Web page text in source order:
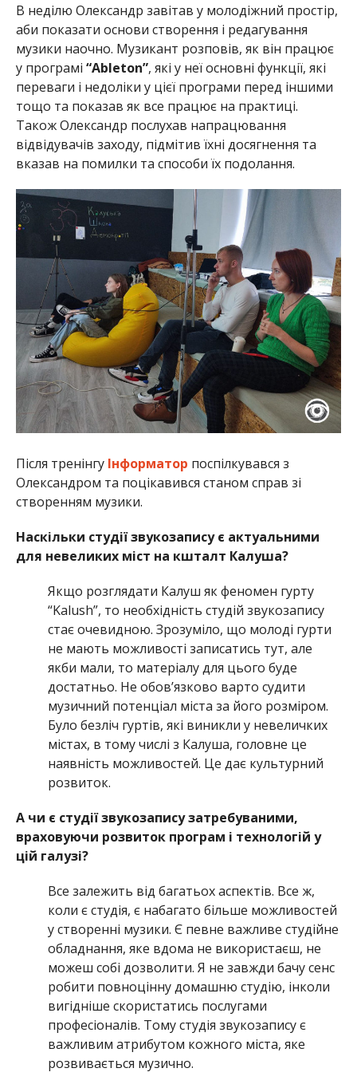
В неділю Олександр завітав у молодіжний простір,
аби показати основи створення і редагування
музики наочно. Музикант розповів, як він працює
у програмі “Ableton”, які у неї основні функції, які
переваги і недоліки у цієї програми перед іншими
тощо та показав як все працює на практиці.
Також Олександр послухав напрацювання
відвідувачів заходу, підмітив їхні досягнення та
вказав на помилки та способи їх подолання.
Після тренінгу Інформатор поспілкувався з
Олександром та поцікавився станом справ зі
створенням музики.
Наскільки студії звукозапису є актуальними
для невеликих міст на кшталт Калуша?
Якщо розглядати Калуш як феномен гурту
“Kalush”, то необхідність студій звукозапису
стає очевидною. Зрозуміло, що молоді гурти
не мають можливості записатись тут, але
якби мали, то матеріалу для цього буде
достатньо. Не обов’язково варто судити
музичний потенціал міста за його розміром.
Було безліч гуртів, які виникли у невеличких
містах, в тому числі з Калуша, головне це
наявність можливостей. Це дає культурний
розвиток.
А чи є студії звукозапису затребуваними,
враховуючи розвиток програм і технологій у
цій галузі?
Все залежить від багатьох аспектів. Все ж,
коли є студія, є набагато більше можливостей
у створенні музики. Є певне важливе студійне
обладнання, яке вдома не використаєш, не
можеш собі дозволити. Я не завжди бачу сенс
робити повноцінну домашню студію, інколи
вигідніше скористатись послугами
професіоналів. Тому студія звукозапису є
важливим атрибутом кожного міста, яке
розвивається музично.